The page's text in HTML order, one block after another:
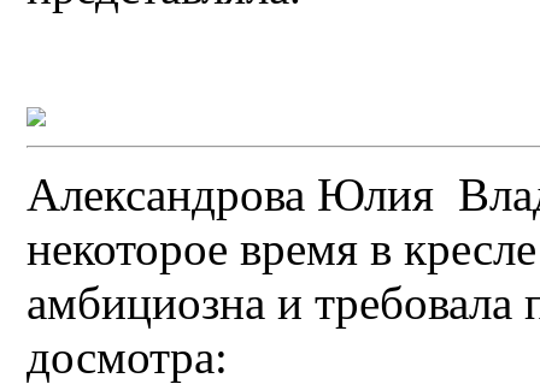
Александрова Юлия
некоторое время в
амбициозна и требовала
досмотра: